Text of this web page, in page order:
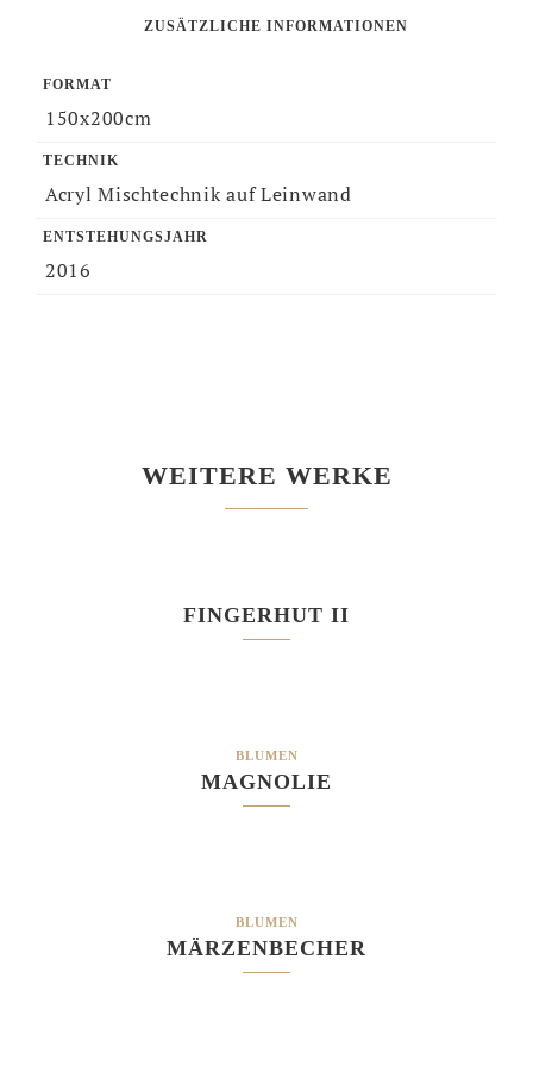
ZUSÄTZLICHE INFORMATIONEN
FORMAT
150x200cm
TECHNIK
Acryl Mischtechnik auf Leinwand
ENTSTEHUNGSJAHR
2016
WEITERE WERKE
FINGERHUT II
BLUMEN
MAGNOLIE
BLUMEN
MÄRZENBECHER